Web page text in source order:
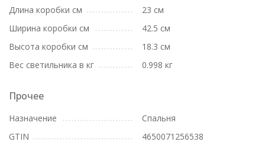
Длина коробки см
23 см
Ширина коробки см
42.5 см
Высота коробки см
18.3 см
Вес светильника в кг
0.998 кг
Прочее
Назначение
Спальня
GTIN
4650071256538